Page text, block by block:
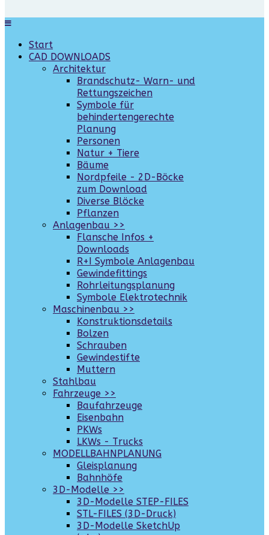
Start
CAD DOWNLOADS
Architektur
Brandschutz- Warn- und
Rettungszeichen
Symbole für
behindertengerechte
Planung
Personen
Natur + Tiere
Bäume
Nordpfeile - 2D-Böcke
zum Download
Diverse Blöcke
Pflanzen
Anlagenbau >>
Flansche Infos +
Downloads
R+I Symbole Anlagenbau
Gewindefittings
Rohrleitungsplanung
Symbole Elektrotechnik
Maschinenbau >>
Konstruktionsdetails
Bolzen
Schrauben
Gewindestifte
Muttern
Stahlbau
Fahrzeuge >>
Baufahrzeuge
Eisenbahn
PKWs
LKWs - Trucks
MODELLBAHNPLANUNG
Gleisplanung
Bahnhöfe
3D-Modelle >>
3D-Modelle STEP-FILES
STL-FILES (3D-Druck)
3D-Modelle SketchUp